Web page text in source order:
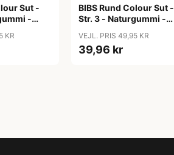
Sut -
-
KR
BIBS Rund Colour Sut -
Str. 3 - Naturgummi -
Mushroom
VEJL. PRIS 49,95 KR
39,96 kr